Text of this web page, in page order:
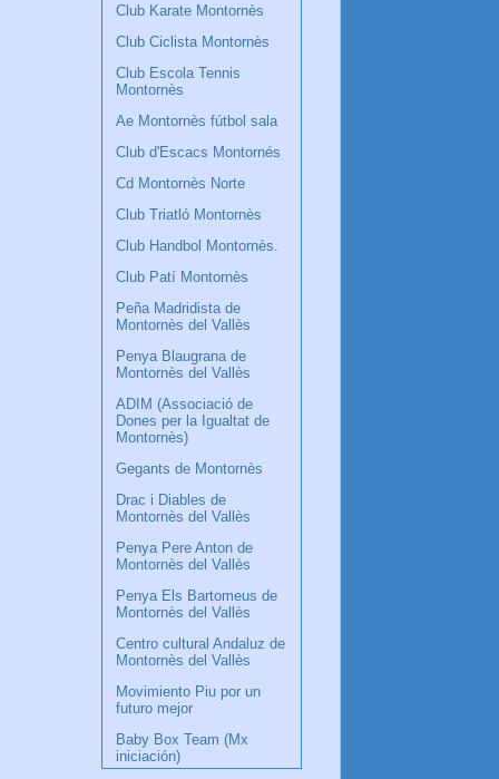
Club Karate Montornès
Club Ciclista Montornès
Club Escola Tennis
Montornès
Ae Montornès fútbol sala
Club d'Escacs Montornés
Cd Montornès Norte
Club Triatló Montornès
Club Handbol Montornès.
Club Patí Montornès
Peña Madridista de
Montornès del Vallès
Penya Blaugrana de
Montornès del Vallès
ADIM (Associació de
Dones per la Igualtat de
Montornès)
Gegants de Montornès
Drac i Diables de
Montornès del Vallès
Penya Pere Anton de
Montornès del Vallès
Penya Els Bartomeus de
Montornès del Vallès
Centro cultural Andaluz de
Montornès del Vallès
Movimiento Piu por un
futuro mejor
Baby Box Team (Mx
iniciación)